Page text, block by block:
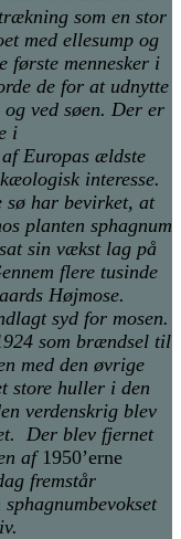
som en stor
med ellesump og
første mennesker i
de for at udnytte
ved søen. Der er
i
Europas ældste
interesse.
sø har bevirket, at
planten sphagnum
sin vækst lag på
flere tusinde
Højmose.
syd for mosen.
som brændsel til
med den øvrige
store huller i den
verdenskrig blev
Der blev fjernet
af1950’erne
fremstår